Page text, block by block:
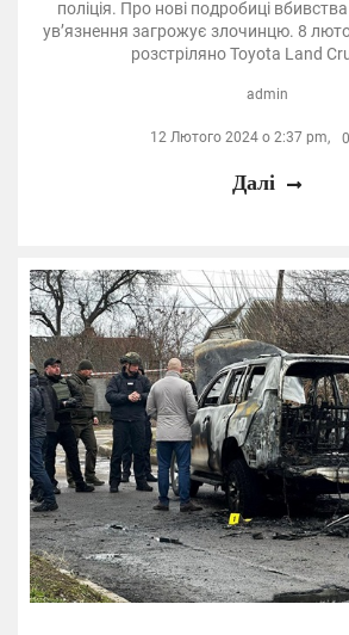
поліція. Про нові подробиці
ув’язнення загрожує злочинцю. 8
розстріляно Toyota Land
admin
12 Лютого 2024 о 2:37 pm, 0
Далі